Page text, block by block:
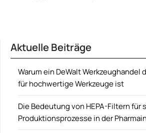
Aktuelle Beiträge
Warum ein DeWalt
für hochwertige Werkzeuge ist
Die Bedeutung von HEPA-Filtern für
Produktionsprozesse in der